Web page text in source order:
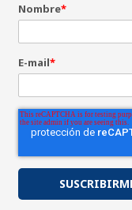
Nombre*
E-mail*